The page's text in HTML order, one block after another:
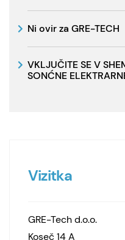
Ni ovir za GRE-TECH
VKLJUČITE SE V
SONĆNE
Vizitka
GRE-Tech d.o.o.
Koseč 14 A